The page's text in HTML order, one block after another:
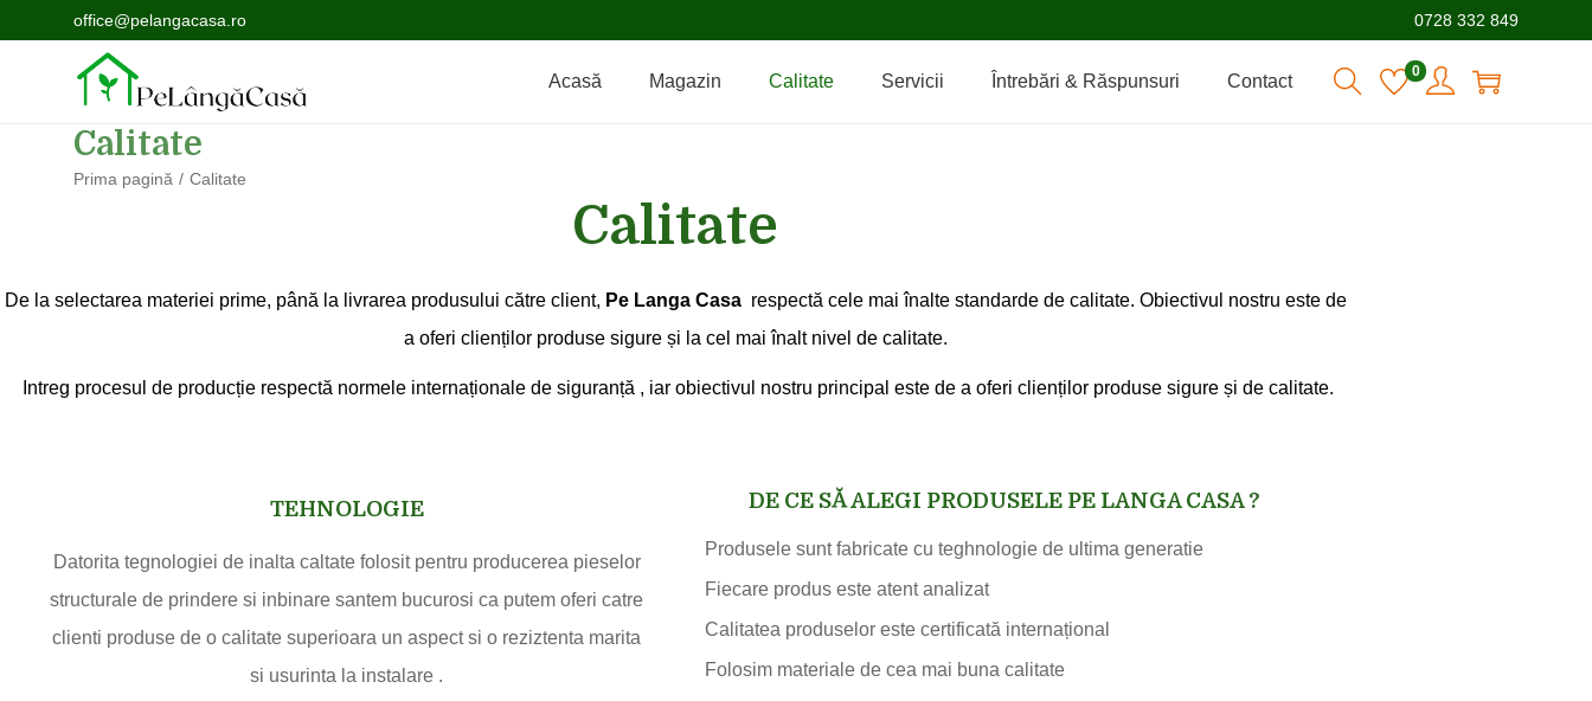
office@pelangacasa.ro 0728 332 849
Acasă Magazin Calitate Servicii Întrebări & Răspunsuri Contact 0
Calitate
Prima pagină / Calitate
Calitate
De la selectarea materiei prime, până la livrarea produsului către client, Pe Langa Casa respectă cele mai înalte standarde de calitate. Obiectivul nostru este de
a oferi clienților produse sigure și la cel mai înalt nivel de calitate.
Intreg procesul de producție respectă normele internaționale de siguranță , iar obiectivul nostru principal este de a oferi clienților produse sigure și de calitate.
TEHNOLOGIE
Datorita tegnologiei de inalta caltate folosit pentru producerea pieselor
structurale de prindere si inbinare santem bucurosi ca putem oferi catre
clienti produse de o calitate superioara un aspect si o reziztenta marita
si usurinta la instalare .
DE CE SĂ ALEGI PRODUSELE PE LANGA CASA ?
Produsele sunt fabricate cu teghnologie de ultima generatie
Fiecare produs este atent analizat
Calitatea produselor este certificată internațional
Folosim materiale de cea mai buna calitate